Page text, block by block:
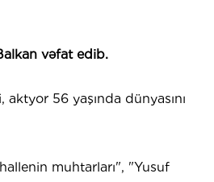
vəfat edib.
56 yaşında dünyasını
muhtarları", "Yusuf